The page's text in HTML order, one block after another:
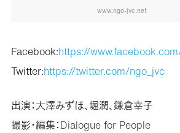
www.ngo-jvc.net
Facebook:https://
Twitter:https://twitter.com/ngo_jvc
出演：大澤みずほ、堀潤、鎌倉幸子
撮影・編集：Dialogue for People